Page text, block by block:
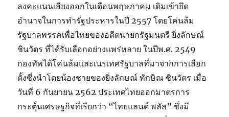
ลงคะแนนเสียงออกในเดือนพฤษภาคม เดิมเข้ายึด
อำนาจในการทำรัฐประหารในปี 2557 โดยโค่นล้ม
รัฐบาลพรรคเพื่อไทยของอดีตนายกรัฐมนตรี ยิ่งลักษณ์
ชินวัตร ที่ได้รับเลือกอย่างแพร่หลาย ในปีพ.ศ. 2549
กองทัพได้โค่นล้มและเนรเทศรัฐบาลที่มาจากการเลือก
ตั้งซึ่งนำโดยน้องชายของยิ่งลักษณ์ ทักษิณ ชินวัตร เมื่อ
วันที่ 6 กันยายน 2562 ประเทศไทยออกมาตรการ
กระตุ้นเศรษฐกิจที่เรียกว่า “ไทยแลนด์ พลัส” ซึ่งมี